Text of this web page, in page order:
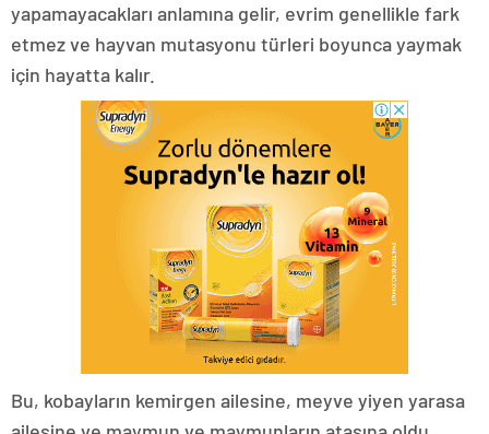
yapamayacakları anlamına gelir, evrim genellikle fark
etmez ve hayvan mutasyonu türleri boyunca yaymak
için hayatta kalır.
Bu, kobayların kemirgen ailesine, meyve yiyen yarasa